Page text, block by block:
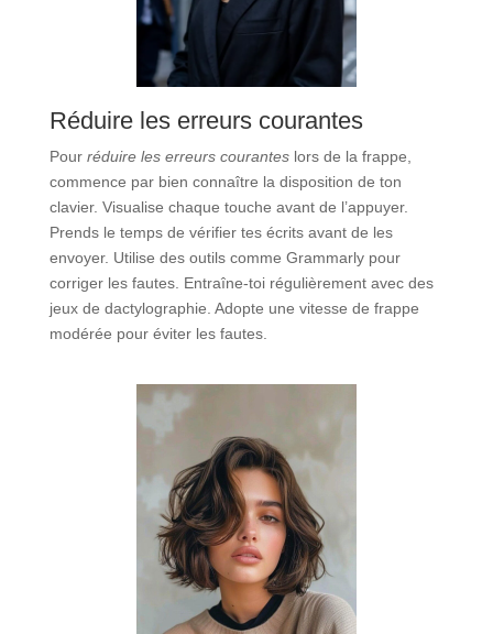
Réduire les erreurs courantes
Pour réduire les erreurs couranteslors de la frappe,
commence par bien connaître la disposition de ton
clavier. Visualise chaque touche avant de l’appuyer.
Prends le temps de vérifier tes écrits avant de les
envoyer. Utilise des outils comme Grammarly pour
corriger les fautes. Entraîne-toi régulièrement avec des
jeux de dactylographie. Adopte une vitesse de frappe
modérée pour éviter les fautes.